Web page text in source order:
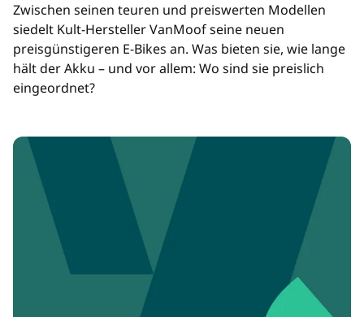
Zwischen seinen teuren und preiswerten Modellen
siedelt Kult-Hersteller VanMoof seine neuen
preisgünstigeren E-Bikes an. Was bieten sie, wie lange
hält der Akku – und vor allem: Wo sind sie preislich
eingeordnet?